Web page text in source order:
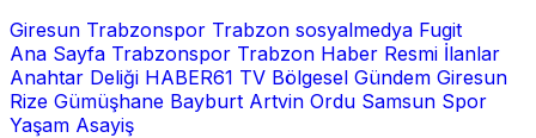
Giresun Trabzonspor Trabzon sosyalmedya Fugit
Ana Sayfa Trabzonspor Trabzon Haber Resmi İlanlar
Anahtar Deliği HABER61 TV Bölgesel Gündem Giresun
Rize Gümüşhane Bayburt Artvin Ordu Samsun Spor
Yaşam Asayiş